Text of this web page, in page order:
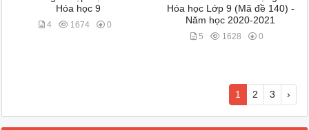
Hóa học 9
4 1674 0
Hóa học Lớp 9 (Mã đề 140) -
Năm học 2020-2021
5 1628 0
1 2 3 ›